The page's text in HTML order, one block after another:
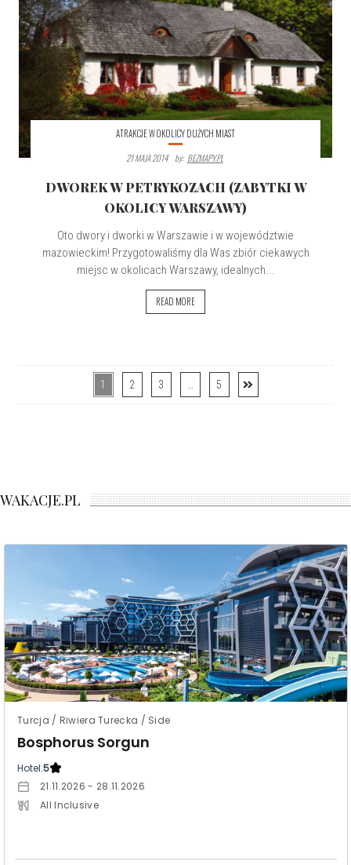
ATRAKCJE W OKOLICY DUŻYCH MIAST
21 MAJA 2014
By: BEZMAPY.PL
DWOREK W PETRYKOZACH (ZABYTKI W
OKOLICY WARSZAWY)
Oto dwory i dworki w Warszawie i w województwie
mazowieckim! Przygotowaliśmy dla Was zbiór ciekawych
miejsc w okolicach Warszawy, idealnych...
READ MORE
1 2 3 5
WAKACJE.PL
Turcja / Riwiera Turecka / Side
Bosphorus Sorgun
Hotel:5
21.11.2026 - 28.11.2026
All Inclusive